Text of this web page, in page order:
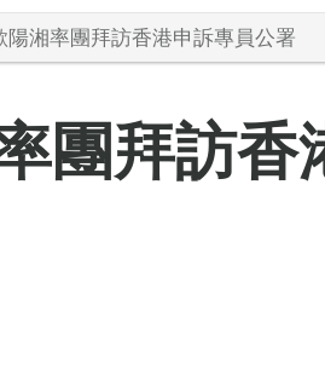
陽湘率團拜訪香港申訴專員公署
團拜訪香